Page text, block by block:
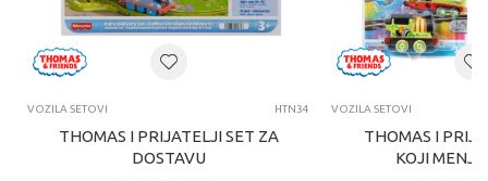
VOZILA SETOVI HTN34
THOMAS I PRIJATELJI SET ZA
DOSTAVU
VOZILA SETOVI
THOMAS I
KOJI